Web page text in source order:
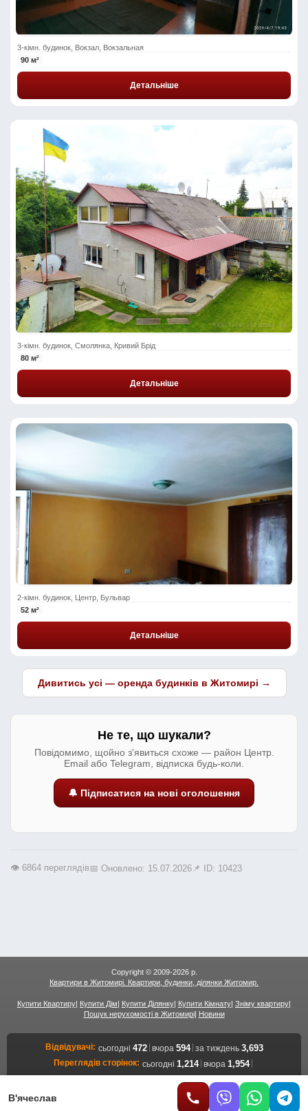
3-кімн. будинок, Вокзал, Вокзальная
90 м²
Детальніше
3-кімн. будинок, Смолянка, Кривий Брід
80 м²
Детальніше
2-кімн. будинок, Центр, Бульвар
52 м²
Детальніше
Дивитись усі — оренда будинків в Житомирі →
Не те, що шукали?
Повідомимо, щойно з'явиться схоже — район Центр.
Email або Telegram, відписка будь-коли.
🔔 Підписатися на нові оголошення
👁️ 6864 переглядів📅 Оновлено: 15.07.2026📌 ID: 10423
В'ячеслав
Copyright © 2009-2026 р.
Квартири в Житомирі. Квартири, будинки, ділянки Житомир.
Купити Квартиру| Купити Дім| Купити Ділянку| Купити Кімнату| Зніму квартиру|
Пошук нерухомості в Житомирі| Новини
Відвідувачі: сьогодні 472 | вчора 594 | за тиждень 3,693
Переглядів сторінок: сьогодні 1,214 | вчора 1,954 |
Переглядів об'єктів: вчора1,160 за тиждень7,523